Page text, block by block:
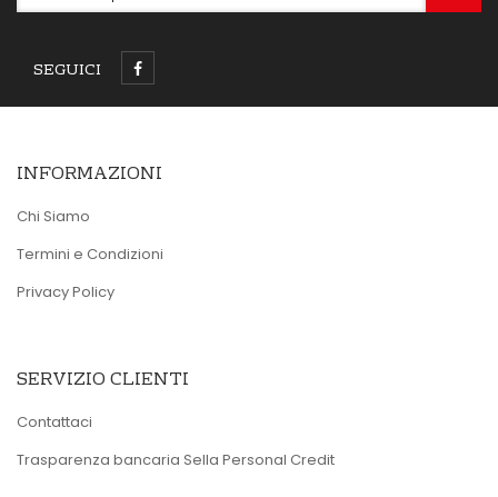
SEGUICI
INFORMAZIONI
Chi Siamo
Termini e Condizioni
Privacy Policy
SERVIZIO CLIENTI
Contattaci
Trasparenza bancaria Sella Personal Credit